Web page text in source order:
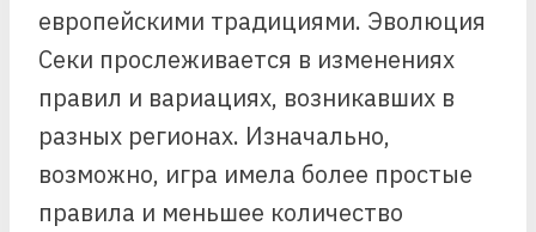
европейскими традициями. Эволюция
Секи прослеживается в изменениях
правил и вариациях, возникавших в
разных регионах. Изначально,
возможно, игра имела более простые
правила и меньшее количество